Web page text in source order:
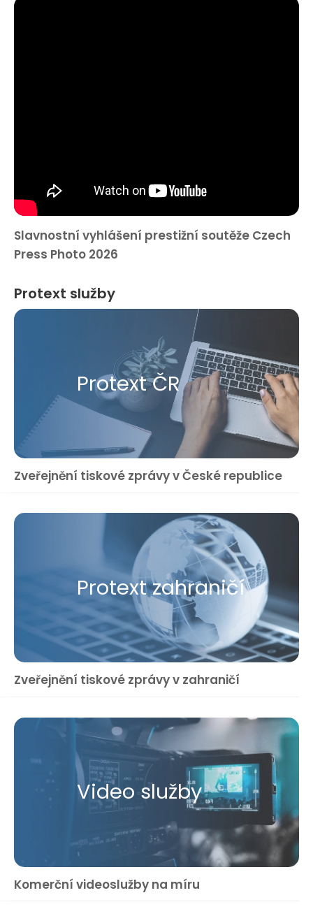
Slavnostní vyhlášení prestižní soutěže Czech
Press Photo 2026
Protext služby
Protext ČR
Zveřejnění tiskové zprávy v České republice
Protext zahraničí
Zveřejnění tiskové zprávy v zahraničí
Video služby
Komerční videoslužby na míru